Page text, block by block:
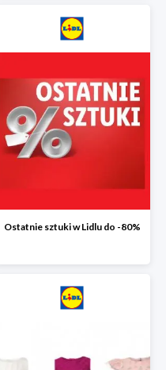
Ostatnie sztuki w Lidlu do -80%